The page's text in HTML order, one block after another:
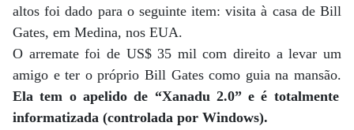
altos foi dado para o seguinte item: visita à casa de Bill
Gates, em Medina, nos EUA.
O arremate foi de US$ 35 mil com direito a levar um
amigo e ter o próprio Bill Gates como guia na mansão.
Ela tem o apelido de “Xanadu 2.0” e é totalmente
informatizada (controlada por Windows).